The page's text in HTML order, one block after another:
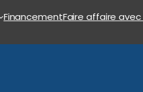
FinancementFaire affaire avec